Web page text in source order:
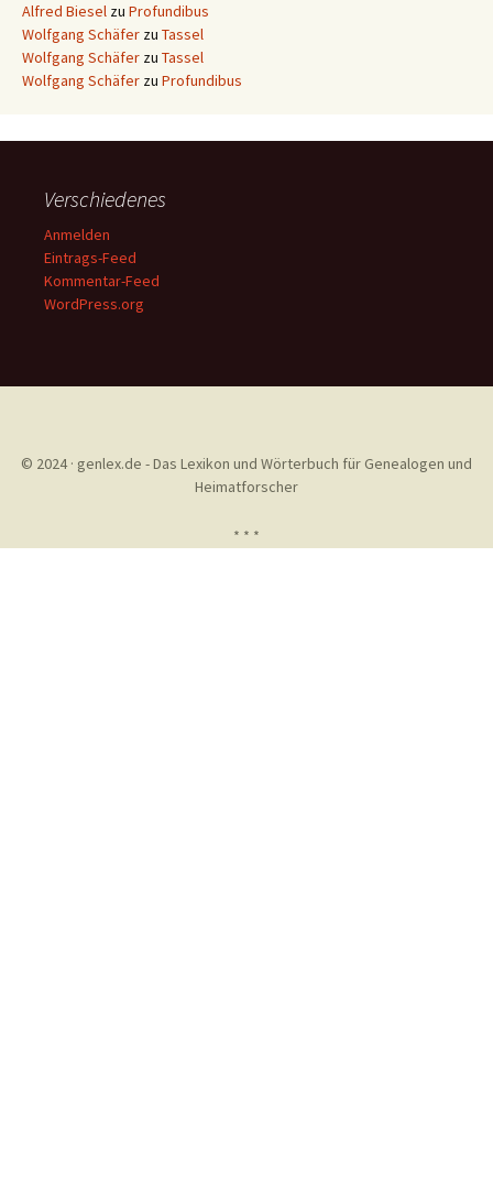
Alfred Biesel zu Profundibus
Wolfgang Schäfer zu Tassel
Wolfgang Schäfer zu Tassel
Wolfgang Schäfer zu Profundibus
Verschiedenes
Anmelden
Eintrags-Feed
Kommentar-Feed
WordPress.org
© 2024 · genlex.de - Das Lexikon und Wörterbuch für Genealogen und
Heimatforscher
* * *